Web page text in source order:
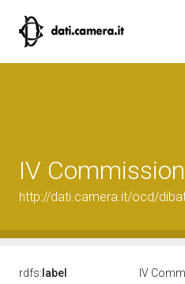
IV
http://dati.camera.it/ocd/
rdfs: label IV